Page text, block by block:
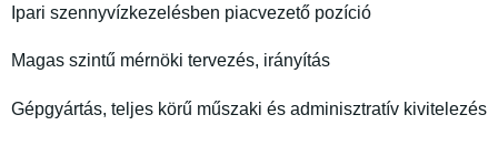
Ipari szennyvízkezelésben piacvezető pozíció
Magas szintű mérnöki tervezés, irányítás
Gépgyártás, teljes körű műszaki és adminisztratív kivitelezés